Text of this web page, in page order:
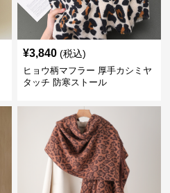
¥3,840 (税込)
ヒョウ柄マフラー 厚手カシミヤ
タッチ 防寒ストール